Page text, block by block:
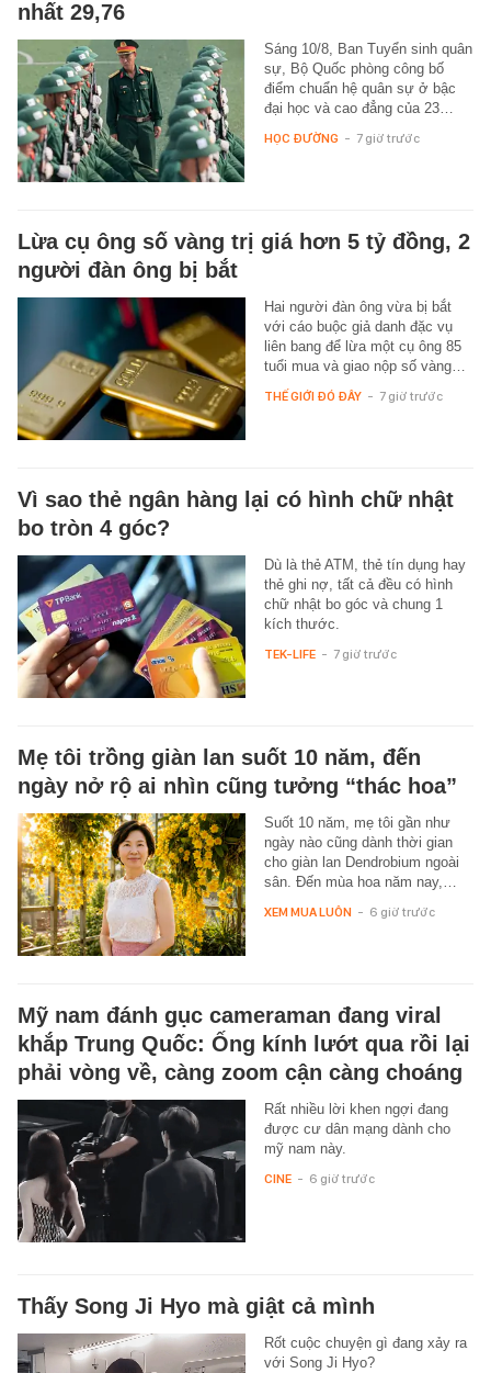
nhất 29,76
Sáng 10/8, Ban Tuyển sinh quân
sự, Bộ Quốc phòng công bố
điểm chuẩn hệ quân sự ở bậc
đại học và cao đẳng của 23…
HỌC ĐƯỜNG - 7 giờ trước
Lừa cụ ông số vàng trị giá hơn 5 tỷ đồng, 2
người đàn ông bị bắt
Hai người đàn ông vừa bị bắt
với cáo buộc giả danh đặc vụ
liên bang để lừa một cụ ông 85
tuổi mua và giao nộp số vàng…
THẾ GIỚI ĐÓ ĐÂY - 7 giờ trước
Vì sao thẻ ngân hàng lại có hình chữ nhật
bo tròn 4 góc?
Dù là thẻ ATM, thẻ tín dụng hay
thẻ ghi nợ, tất cả đều có hình
chữ nhật bo góc và chung 1
kích thước.
TEK-LIFE - 7 giờ trước
Mẹ tôi trồng giàn lan suốt 10 năm, đến
ngày nở rộ ai nhìn cũng tưởng “thác hoa”
Suốt 10 năm, mẹ tôi gần như
ngày nào cũng dành thời gian
cho giàn lan Dendrobium ngoài
sân. Đến mùa hoa năm nay,…
XEM MUA LUÔN - 6 giờ trước
Mỹ nam đánh gục cameraman đang viral
khắp Trung Quốc: Ống kính lướt qua rồi lại
phải vòng về, càng zoom cận càng choáng
Rất nhiều lời khen ngợi đang
được cư dân mạng dành cho
mỹ nam này.
CINE - 6 giờ trước
Thấy Song Ji Hyo mà giật cả mình
Rốt cuộc chuyện gì đang xảy ra
với Song Ji Hyo?